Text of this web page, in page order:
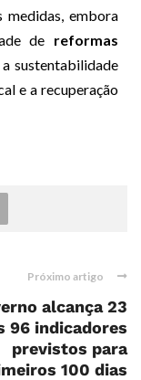
medidas, embora
de reformas
sustentabilidade
e a recuperação
Próximo artigo
alcança 23
96 indicadores
previstos para
100 dias